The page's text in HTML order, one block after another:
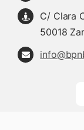
C/ Clara
50018